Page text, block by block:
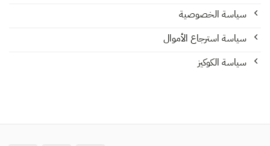
سياسة الخصوصية
سياسة استرجاع الأموال
سياسة الكوكيز